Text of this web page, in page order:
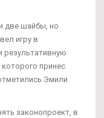
две шайбы, но
игру в
результативную
принес
Эмили
законопроект, в